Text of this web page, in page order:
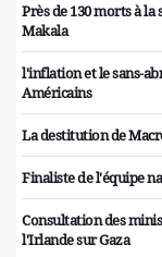
Près de 130 morts à
Makala
l'inflation et le sans-
Américains
La destitution de
Finaliste de l'équipe
Consultation des
l'Irlande sur Gaza